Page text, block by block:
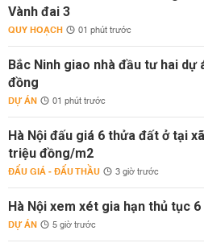
Vành đai 3
QUY HOẠCH 01 phút trước
Bắc Ninh giao nhà đầu tư hai dự
đồng
DỰ ÁN 01 phút trước
Hà Nội đấu giá 6 thửa đất ở tại
triệu đồng/m2
ĐẤU GIÁ - ĐẤU THẦU 3 giờ trước
Hà Nội xem xét gia hạn thủ tục 6
DỰ ÁN 5 giờ trước